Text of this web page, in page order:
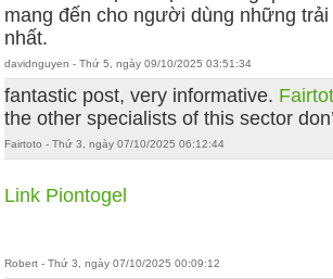
mang đến cho người dùng những
nhất.
davidnguyen - Thứ 5, ngày 09/10/2025 03:51:34
fantastic post, very informative.
the other specialists of this sector
Fairtoto - Thứ 3, ngày 07/10/2025 06:12:44
Link Piontogel
Robert - Thứ 3, ngày 07/10/2025 00:09:12